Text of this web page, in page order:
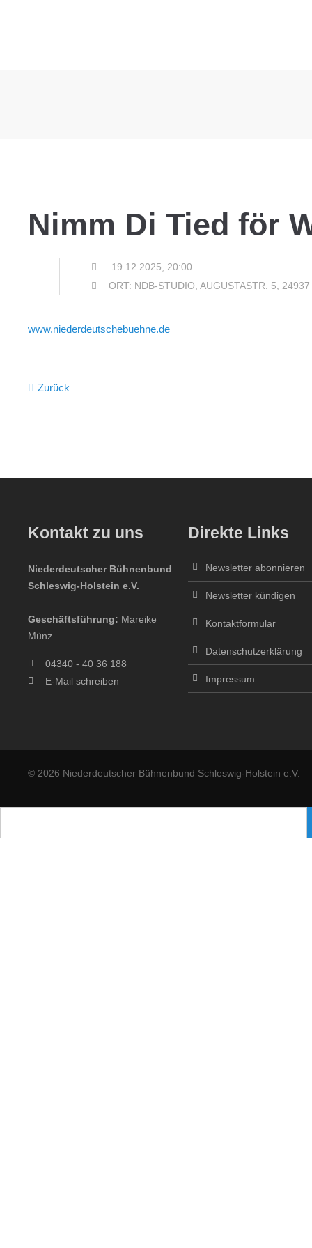
Nimm Di Tied för
19.12.2025, 20:00
ORT: NDB-STUDIO, AUGUSTASTR. 5,
www.niederdeutschebuehne.de
Zurück
Kontakt zu uns
Niederdeutscher Bühnenbund
Schleswig-Holstein e.V.
Geschäftsführung: Mareike
Münz
04340 - 40 36 188
E-Mail schreiben
Direkte Links
Newsletter abonnieren
Newsletter kündigen
Kontaktformular
Datenschutzerklärung
Impressum
© 2026 Niederdeutscher Bühnenbund Schleswig-Holstein e.V.